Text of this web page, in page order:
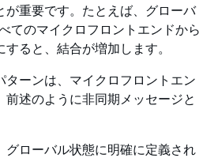
が重要です。たとえば、グローバ
てのマイクロフロントエンドから
ると、結合が増加します。
ターンは、マイクロフロントエン
前述のように非同期メッセージと
グローバル状態に明確に定義され